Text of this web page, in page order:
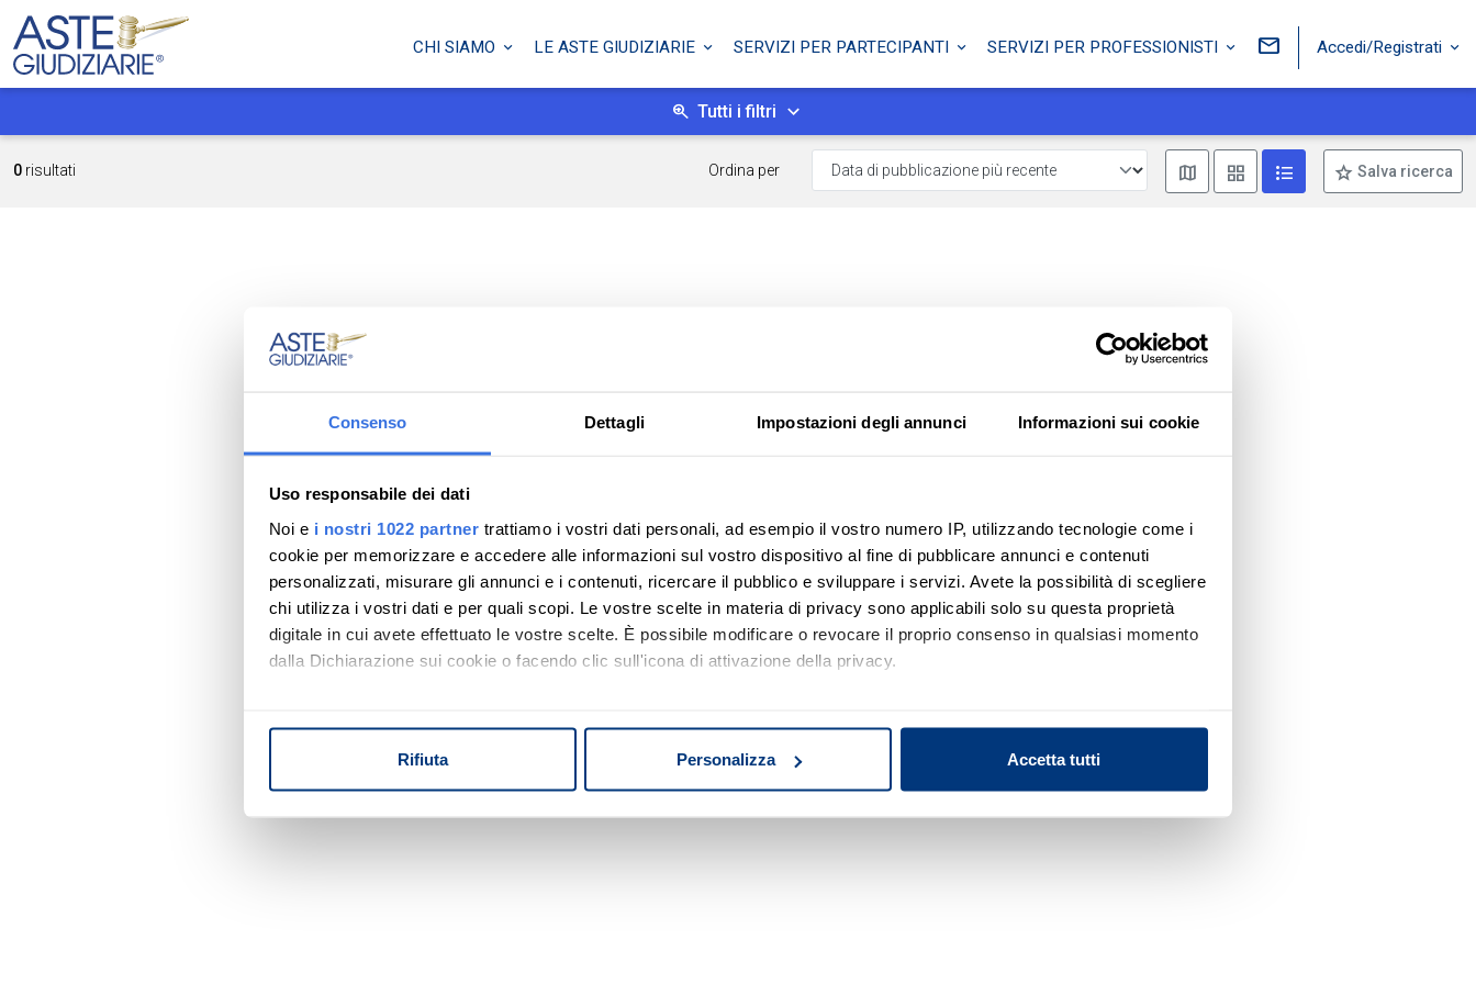
Consenso Dettagli Impostazioni degli annunci Informazioni sui cookie
Uso responsabile dei dati
Noi e i nostri 1022 partner trattiamo i vostri dati personali, ad esempio il vostro numero IP, utilizzando tecnologie come i
cookie per memorizzare e accedere alle informazioni sul vostro dispositivo al fine di pubblicare annunci e contenuti
personalizzati, misurare gli annunci e i contenuti, ricercare il pubblico e sviluppare i servizi. Avete la possibilità di scegliere
chi utilizza i vostri dati e per quali scopi. Le vostre scelte in materia di privacy sono applicabili solo su questa proprietà
digitale in cui avete effettuato le vostre scelte. È possibile modificare o revocare il proprio consenso in qualsiasi momento
dalla Dichiarazione sui cookie o facendo clic sull'icona di attivazione della privacy.
Identificare il tuo dispositivo, scansionandolo attivamente alla ricerca di caratteristiche specifiche (impronte
digitali).
Rifiuta Personalizza Accetta tutti
CHI SIAMO LE ASTE GIUDIZIARIE SERVIZI PER PARTECIPANTI SERVIZI PER PROFESSIONISTI Accedi/Registrati
Tutti i filtri
0 risultati Ordina per Mostra mappaMostra come box
Mostra come lista
Salva ricerca
Nessun risultato di ricerca
Prova a modificare o rimuovere alcuni filtri o
a cambiare l'area di ricerca.